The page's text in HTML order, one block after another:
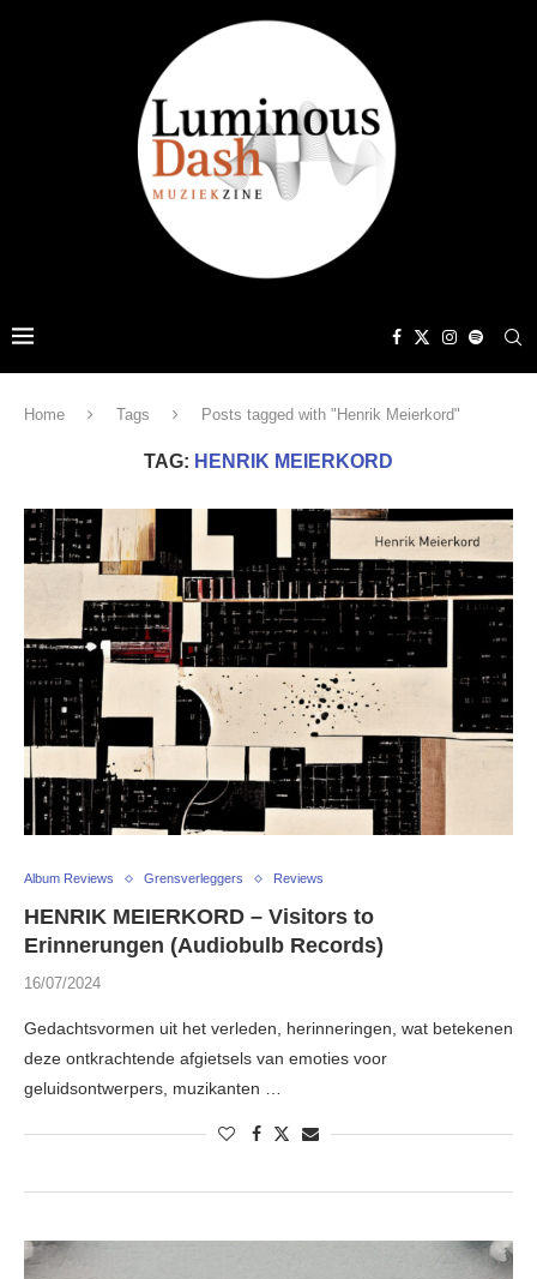
Home Tags Posts tagged with "Henrik Meierkord"
TAG: HENRIK MEIERKORD
Album Reviews Grensverleggers Reviews
HENRIK MEIERKORD – Visitors to
Erinnerungen (Audiobulb Records)
16/07/2024
Gedachtsvormen uit het verleden, herinneringen, wat betekenen
deze ontkrachtende afgietsels van emoties voor
geluidsontwerpers, muzikanten …